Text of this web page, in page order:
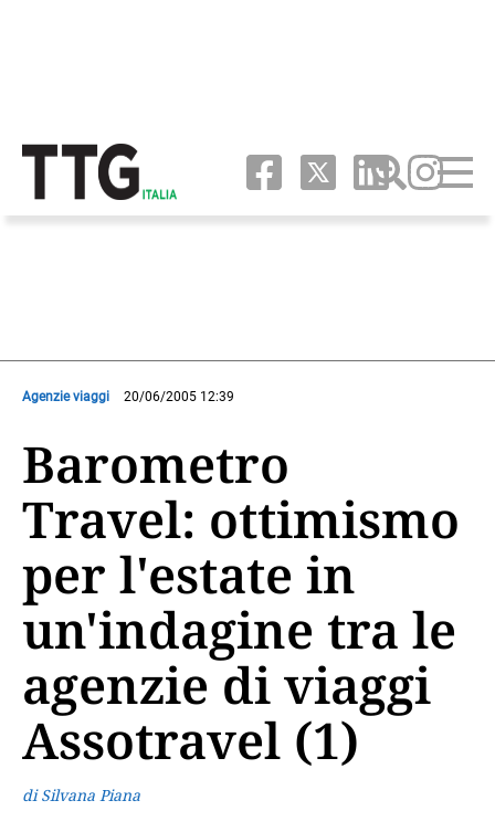
Agenzie viaggi 20/06/2005 12:39
Barometro
Travel: ottimismo
per l'estate in
un'indagine tra le
agenzie di viaggi
Assotravel (1)
di Silvana Piana